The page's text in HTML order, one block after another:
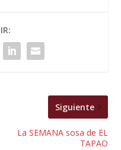
Siguiente
La SEMANA sosa de EL
TAPAO